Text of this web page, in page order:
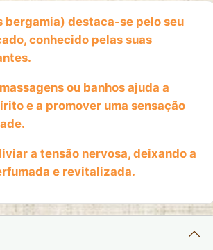
destaca-se pelo seu
conhecido pelas suas
ou banhos ajuda a
e a promover uma sensação
a tensão nervosa, deixando a
e revitalizada.